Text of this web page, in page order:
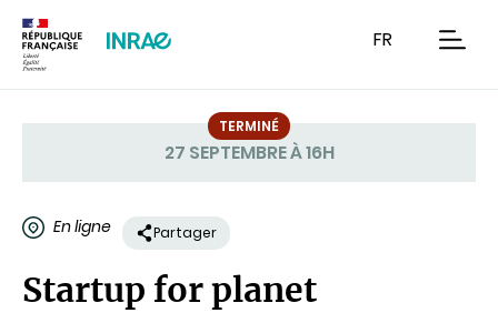
FR
27 SEPTEMBRE À 16H
Statut
TERMINÉ
En ligne Partager
Startup for planet